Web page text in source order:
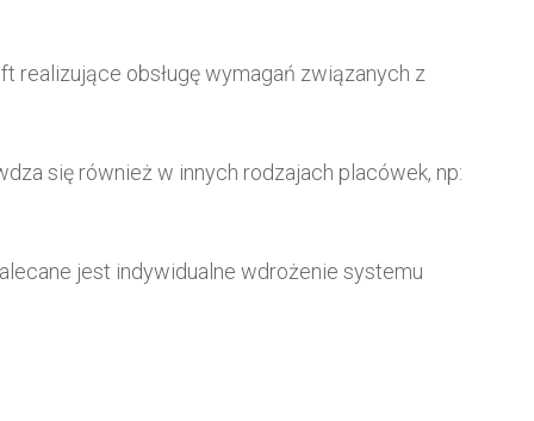
realizujące obsługę wymagań związanych z
się również w innych rodzajach placówek, np:
jest indywidualne wdrożenie systemu